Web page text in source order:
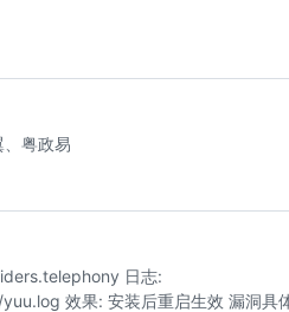
粤政易
日志:
效果: 安装后重启生效 漏洞具